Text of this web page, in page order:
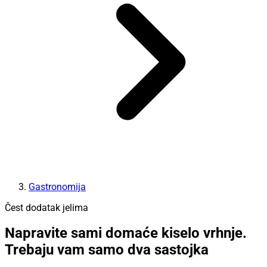
Gastronomija
Čest dodatak jelima
Napravite sami domaće kiselo vrhnje.
Trebaju vam samo dva sastojka